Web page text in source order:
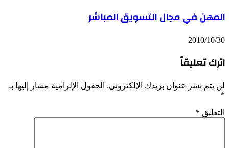
المهن في مجال التسويق المباشر
2010/10/30
اترك تعليقاً
لن يتم نشر عنوان بريدك الإلكتروني. الحقول الإلزامية مشار إليها بـ
*
التعليق *